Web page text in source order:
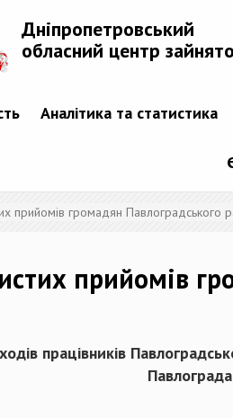
Дніпропетровський
обласний центр
Аналітика та статистика
прийомів громадян Павлоградського
прийомів
працівників